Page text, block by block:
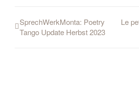
SprechWerkMonta: Poetry
Tango Update Herbst 2023
Le